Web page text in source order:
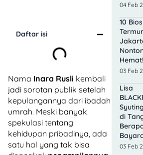
Daftar isi
Nama Inara Rusli kembali
jadi sorotan publik setelah
kepulangannya dari ibadah
umrah. Meski banyak
spekulasi tentang
kehidupan pribadinya, ada
satu hal yang tak bisa
04 Feb
10
Hemat!
03 Feb
Lisa
di
03 Feb